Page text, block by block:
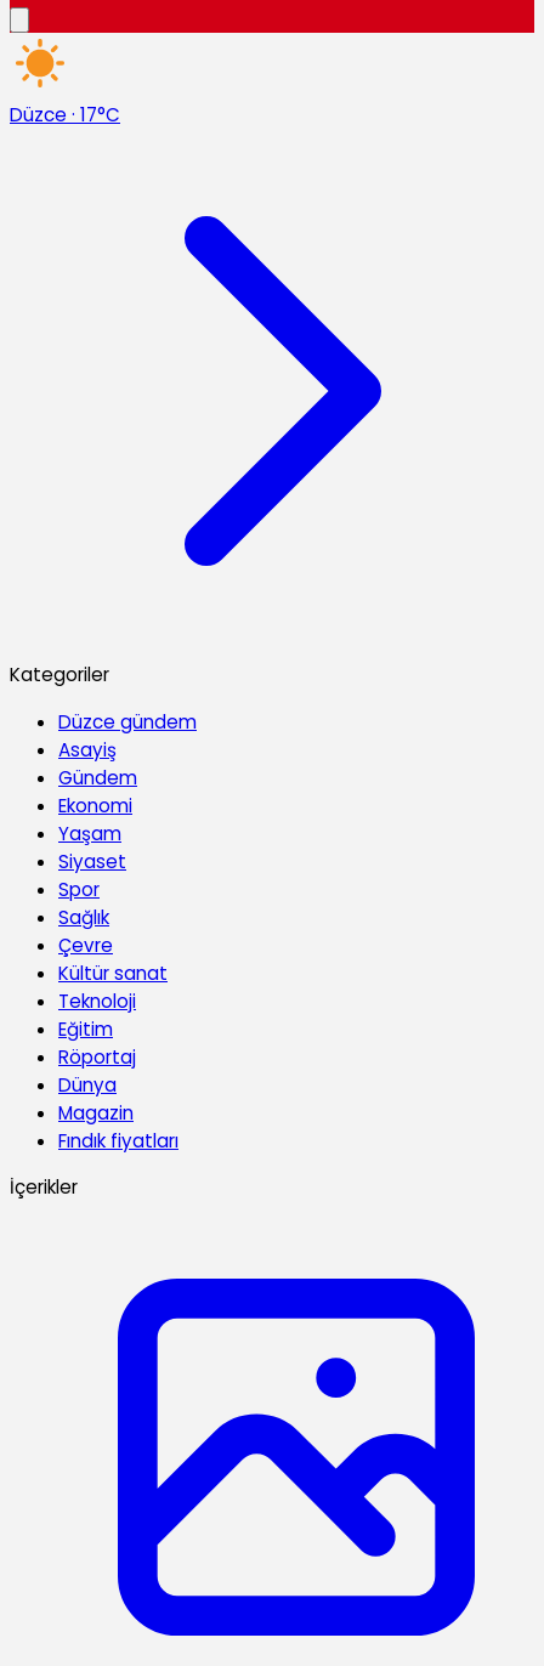
Düzce · 17°C
Kategoriler
Düzce gündem
Asayiş
Gündem
Ekonomi
Yaşam
Siyaset
Spor
Sağlık
Çevre
Kültür sanat
Teknoloji
Eğitim
Röportaj
Dünya
Magazin
Fındık fiyatları
İçerikler